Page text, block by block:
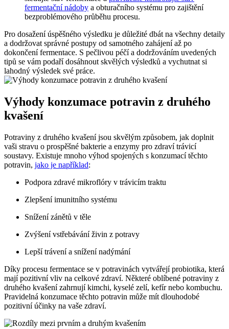
fermentační nádoby a obturačního systému pro zajištění
bezproblémového průběhu procesu.
Pro dosažení úspěšného výsledku je důležité dbát na všechny detaily
a dodržovat správné postupy od samotného zahájení až po
dokončení fermentace. S pečlivou péčí a dodržováním uvedených
tipů se vám podaří dosáhnout skvělých výsledků a vychutnat si
lahodný výsledek své práce.
Výhody konzumace potravin z druhého
kvašení
Potraviny z druhého kvašení jsou skvělým způsobem, jak doplnit
vaši stravu o prospěšné bakterie a enzymy pro zdraví trávicí
soustavy. Existuje mnoho výhod spojených s konzumací těchto
potravin, jako je například:
Podpora zdravé mikroflóry v trávicím traktu
Zlepšení imunitního systému
Snížení zánětů v těle
Zvýšení vstřebávání živin z potravy
Lepší trávení a snížení nadýmání
Díky procesu fermentace se v potravinách vytvářejí probiotika, která
mají pozitivní vliv na celkové zdraví. Některé oblíbené potraviny z
druhého kvašení zahrnují kimchi, kyselé zelí, kefír nebo kombuchu.
Pravidelná konzumace těchto potravin může mít dlouhodobé
pozitivní účinky na vaše zdraví.